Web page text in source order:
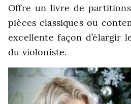
Offre un livre de
pièces classiques ou
excellente façon d’élargir
du violoniste.